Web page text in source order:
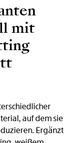
mit
auf dem sie
Ergänzt